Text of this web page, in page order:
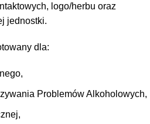
logo/herbu oraz
jednostki.
dla:
Problemów Alkoholowych,